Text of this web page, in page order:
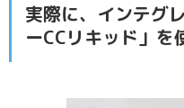
実際に、インテグ
ーCCリキッド」を